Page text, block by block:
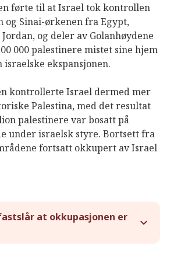
førte til at Israel tok kontrollen
og Sinai-ørkenen fra Egypt,
og deler av Golanhøydene
000 palestinere mistet sine hjem
israelske ekspansjonen.
kontrollerte Israel dermed mer
Palestina, med det resultat
palestinere var bosatt på
under israelsk styre. Bortsett fra
fortsatt okkupert av Israel
at okkupasjonen er